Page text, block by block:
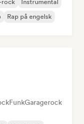
rock
Instrumental
Rap på engelsk
FunkGaragerock